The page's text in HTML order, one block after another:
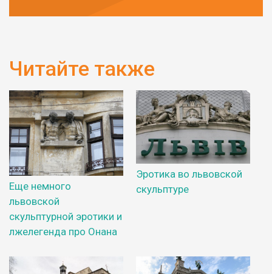
Читайте также
Еще немного
львовской
скульптурной эротики и
лжелегенда про Онана
Эротика во львовской
скульптуре